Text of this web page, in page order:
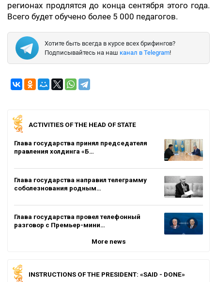
регионах продлятся до конца сентября этого года.
Всего будет обучено более 5 000 педагогов.
Хотите быть всегда в курсе всех брифингов?
Подписывайтесь на наш канал в Telegram!
ACTIVITIES OF THE HEAD OF STATE
Глава государства принял председателя
правления холдинга «Б…
Глава государства направил телеграмму
соболезнования родным…
Глава государства провел телефонный
разговор с Премьер-мини…
More news
INSTRUCTIONS OF THE PRESIDENT: «SAID - DONE»